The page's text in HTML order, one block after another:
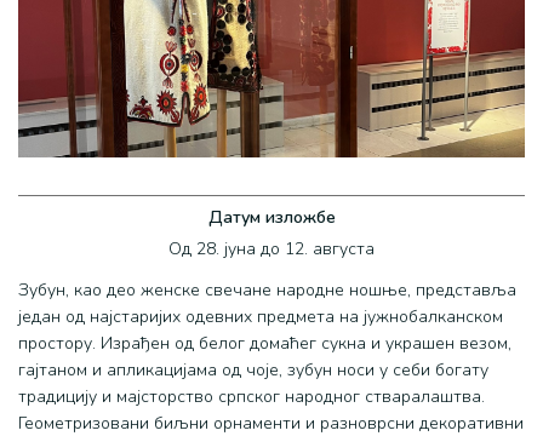
Датум изложбе
Од 28. јуна до 12. августа
Зубун, као део женске свечане народне ношње, представља
један од најстаријих одевних предмета на јужнобалканском
простору. Израђен од белог домаћег сукна и украшен везом,
гајтаном и апликацијама од чоје, зубун носи у себи богату
традицију и мајсторство српског народног стваралаштва.
Геометризовани биљни орнаменти и разноврсни декоративни